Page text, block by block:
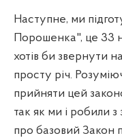
Наступне, ми
Порошенка", це 33
хотів би звернути
просту річ.
прийняти цей
так як ми і робили
про базовий Закон